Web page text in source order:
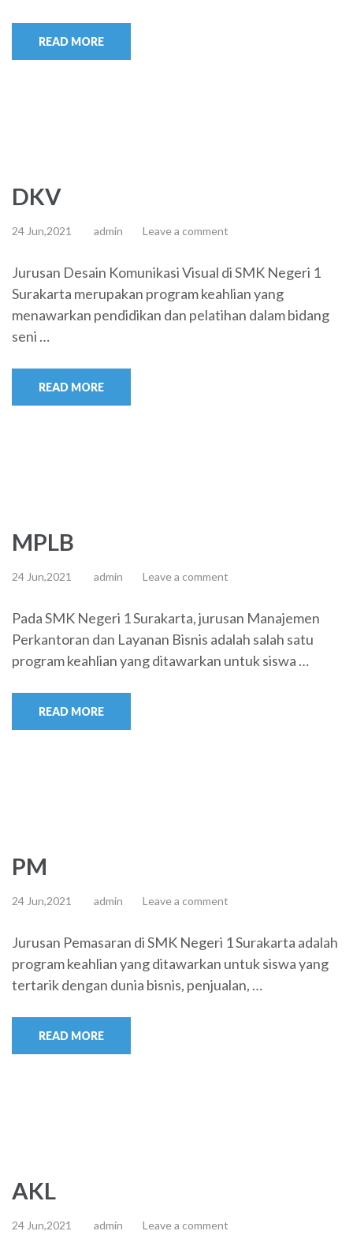
READ MORE
DKV
24 Jun,2021 admin Leave a comment
Jurusan Desain Komunikasi Visual di SMK Negeri 1
Surakarta merupakan program keahlian yang
menawarkan pendidikan dan pelatihan dalam bidang
seni …
READ MORE
MPLB
24 Jun,2021 admin Leave a comment
Pada SMK Negeri 1 Surakarta, jurusan Manajemen
Perkantoran dan Layanan Bisnis adalah salah satu
program keahlian yang ditawarkan untuk siswa …
READ MORE
PM
24 Jun,2021 admin Leave a comment
Jurusan Pemasaran di SMK Negeri 1 Surakarta adalah
program keahlian yang ditawarkan untuk siswa yang
tertarik dengan dunia bisnis, penjualan, …
READ MORE
AKL
24 Jun,2021 admin Leave a comment